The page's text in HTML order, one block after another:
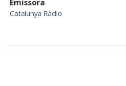
Emissora
Catalunya Ràdio